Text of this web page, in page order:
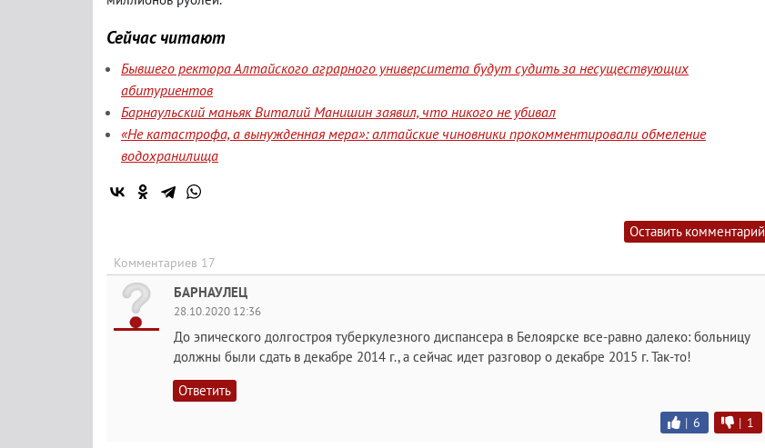
Сейчас читают
Бывшего ректора Алтайского аграрного университета будут судить за несуществующих
абитуриентов
Барнаульский маньяк Виталий Манишин заявил, что никого не убивал
«Не катастрофа, а вынужденная мера»: алтайские чиновники прокомментировали обмеление
водохранилища
Оставить комментарий
Комментариев 17
БАРНАУЛЕЦ
28.10.2020 12:36
До эпического долгостроя туберкулезного диспансера в Белоярске все-равно далеко: больницу
должны были сдать в декабре 2014 г., а сейчас идет разговор о декабре 2015 г. Так-то!
Ответить
| 6 | 1